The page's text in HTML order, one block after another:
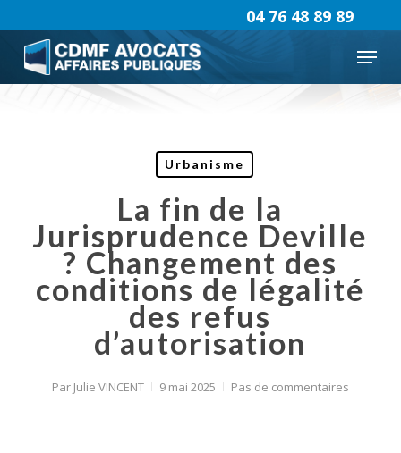
to
main
content
Menu
04 76 48 89 89
Urbanisme
La fin de la
Jurisprudence Deville
? Changement des
conditions de légalité
des refus
d’autorisation
ParJulie VINCENT 9 mai 2025 Pas de commentaires